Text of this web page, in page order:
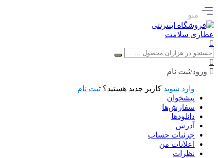
منو
ورود/ثبت نام
وارد شوید کاربر جدید هستید؟ ثبت نام
پیشخوان
سفارش‌ها
دانلودها
آدرس
جزئیات حساب
اعلانات من
نظرات